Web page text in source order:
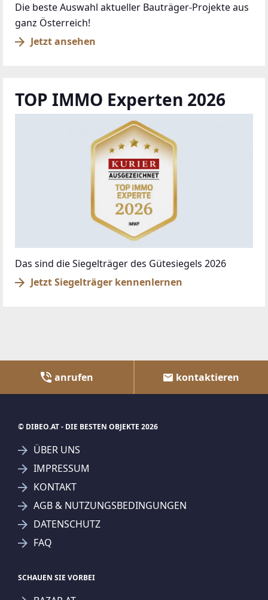
Die beste Auswahl aktueller Bauträger-Projekte aus
ganz Österreich!
Jetzt ansehen
TOP IMMO Experten 2026
Das sind die Siegelträger des Gütesiegels 2026
Jetzt Siegelträger kennenlernen
anrufen kontaktieren
© DIBEO.AT - DIE BESTEN OBJEKTE 2026
ÜBER UNS
IMPRESSUM
KONTAKT
AGB & NUTZUNGSBEDINGUNGEN
DATENSCHUTZ
FAQ
SCHAUEN SIE VORBEI